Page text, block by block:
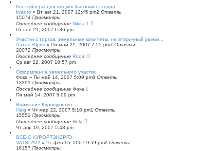
Контейнеры для жидких бытовых отходов.
kvadro » Вт авг 21, 2007 12:45 pm2 Ответы
15074 Просмотры
Последнее сообщение Nikita.T
Пт сен 21, 2007 6:36 pm
Участки с торгов, земельные комитеты, не вторичный рынок...
Антон Юрич » Пн май 21, 2007 7:55 pm7 Ответы
20072 Просмотры
Последнее сообщение Roqin
Ср авг 22, 2007 10:57 pm
Оформление земельного участка
Фока » Пн май 14, 2007 5:09 pm0 Ответы
13391 Просмотры
Последнее сообщение Фока
Пн май 14, 2007 5:09 pm
Внимание:Курощупство
Helg » Чт мар 22, 2007 5:10 pm1 Ответы
15552 Просмотры
Последнее сообщение Helg
Чт апр 19, 2007 5:48 pm
ВСЁ О КУРОРТЭНЕРГО
VATSLAV2 » Чт фев 15, 2007 9:59 pm2 Ответы
16157 Просмотры